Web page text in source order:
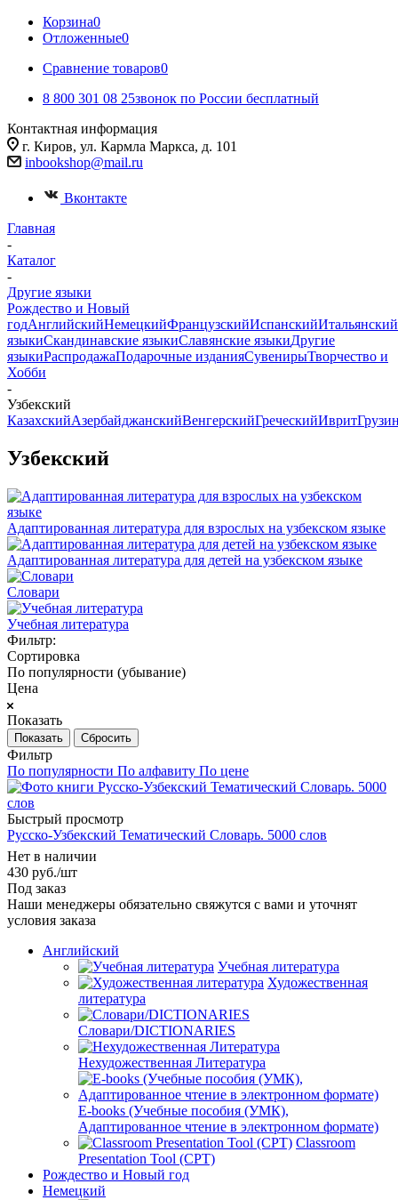
Корзина0
Отложенные0
Сравнение товаров0
8 800 301 08 25звонок по России бесплатный
Контактная информация
г. Киров, ул. Кармла Маркса, д. 101
inbookshop@mail.ru
Вконтакте
Главная
-
Каталог
-
Другие языки
Рождество и Новый
годАнглийскийНемецкийФранцузскийИспанскийИтальянский
языкиСкандинавские языкиСлавянские языкиДругие
языкиРаспродажаПодарочные изданияСувенирыТворчество и
Хобби
-
Узбекский
КазахскийАзербайджанскийВенгерскийГреческийИврит
Узбекский
Адаптированная литература для взрослых на узбекском языке
Адаптированная литература для детей на узбекском языке
Словари
Учебная литература
Фильтр:
Сортировка
По популярности (убывание)
Цена
Показать
Сбросить
Фильтр
По популярности По алфавиту По цене
Быстрый просмотр
Русско-Узбекский Тематический Словарь. 5000 слов
Нет в наличии
430 руб./шт
Под заказ
Наши менеджеры обязательно свяжутся с вами и уточнят
условия заказа
Английский
Учебная литература
Художественная
литература
Словари/DICTIONARIES
Нехудожественная Литература
E-books (Учебные пособия (УМК),
Адаптированное чтение в электронном формате)
Classroom
Presentation Tool (CPT)
Рождество и Новый год
Немецкий